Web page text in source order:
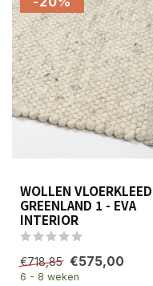
WOLLEN VLOERKLEED
GREENLAND 1 - EVA
INTERIOR
€718,85 €575,00
6 - 8 weken